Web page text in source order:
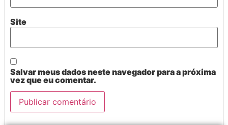
Site
Salvar meus dados neste navegador para a próxima
vez que eu comentar.